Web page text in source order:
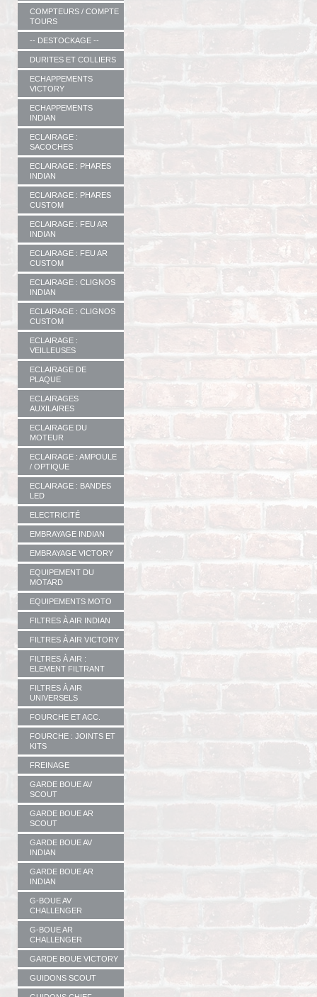
COMPTEURS / COMPTE
TOURS
-- DESTOCKAGE --
DURITES ET COLLIERS
ECHAPPEMENTS
VICTORY
ECHAPPEMENTS
INDIAN
ECLAIRAGE :
SACOCHES
ECLAIRAGE : PHARES
INDIAN
ECLAIRAGE : PHARES
CUSTOM
ECLAIRAGE : FEU AR
INDIAN
ECLAIRAGE : FEU AR
CUSTOM
ECLAIRAGE : CLIGNOS
INDIAN
ECLAIRAGE : CLIGNOS
CUSTOM
ECLAIRAGE :
VEILLEUSES
ECLAIRAGE DE
PLAQUE
ECLAIRAGES
AUXILAIRES
ECLAIRAGE DU
MOTEUR
ECLAIRAGE : AMPOULE
/ OPTIQUE
ECLAIRAGE : BANDES
LED
ELECTRICITÉ
EMBRAYAGE INDIAN
EMBRAYAGE VICTORY
EQUIPEMENT DU
MOTARD
EQUIPEMENTS MOTO
FILTRES À AIR INDIAN
FILTRES À AIR VICTORY
FILTRES À AIR :
ELEMENT FILTRANT
FILTRES À AIR
UNIVERSELS
FOURCHE ET ACC.
FOURCHE : JOINTS ET
KITS
FREINAGE
GARDE BOUE AV
SCOUT
GARDE BOUE AR
SCOUT
GARDE BOUE AV
INDIAN
GARDE BOUE AR
INDIAN
G-BOUE AV
CHALLENGER
G-BOUE AR
CHALLENGER
GARDE BOUE VICTORY
GUIDONS SCOUT